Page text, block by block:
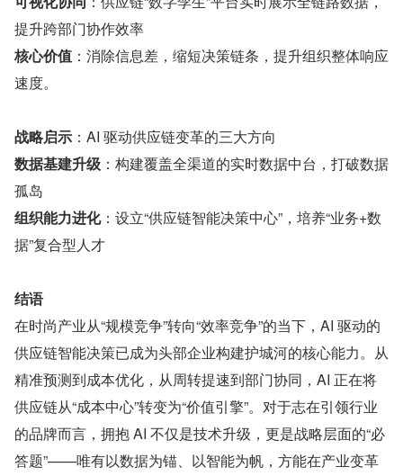
提升跨部门协作效率
核心价值 ：消除信息差，缩短决策链条，提升组织整体响应
速度。
战略启示 ：AI 驱动供应链变革的三大方向
数据基建升级 ：构建覆盖全渠道的实时数据中台，打破数据
孤岛
组织能力进化：设立“供应链智能决策中心”，培养“业务+数
据”复合型人才
结语
在时尚产业从“规模竞争”转向“效率竞争”的当下，AI 驱动的
供应链智能决策已成为头部企业构建护城河的核心能力。从
精准预测到成本优化，从周转提速到部门协同，AI 正在将
供应链从“成本中心”转变为“价值引擎”。对于志在引领行业
的品牌而言，拥抱 AI 不仅是技术升级，更是战略层面的“必
答题”——唯有以数据为锚、以智能为帆，方能在产业变革